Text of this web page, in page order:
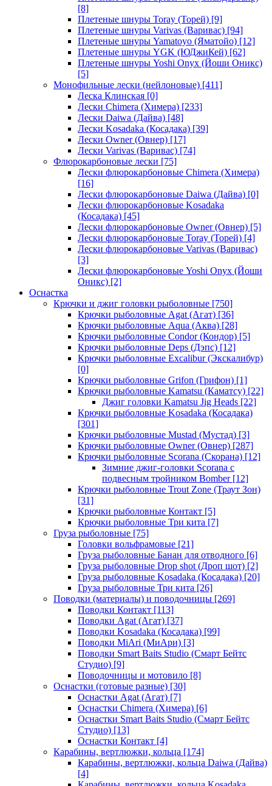
[8]
Плетеные шнуры Toray (Торей) [9]
Плетеные шнуры Varivas (Варивас) [94]
Плетеные шнуры Yamatoyo (Яматойо) [12]
Плетеные шнуры YGK (ЮДжиКей) [62]
Плетеные шнуры Yoshi Onyx (Йоши Оникс)
[5]
Монофильные лески (нейлоновые) [411]
Леска Клинская [0]
Лески Chimera (Химера) [233]
Лески Daiwa (Дайва) [48]
Лески Kosadaka (Косадака) [39]
Лески Owner (Овнер) [17]
Лески Varivas (Варивас) [74]
Флюрокарбоновые лески [75]
Лески флюрокарбоновые Chimera (Химера)
[16]
Лески флюрокарбоновые Daiwa (Дайва) [0]
Лески флюрокарбоновые Kosadaka
(Косадака) [45]
Лески флюрокарбоновые Owner (Овнер) [5]
Лески флюрокарбоновые Toray (Торей) [4]
Лески флюрокарбоновые Varivas (Варивас)
[3]
Лески флюрокарбоновые Yoshi Onyx (Йоши
Оникс) [2]
Оснастка
Крючки и джиг головки рыболовные [750]
Крючки рыболовные Agat (Агат) [36]
Крючки рыболовные Aqua (Аква) [28]
Крючки рыболовные Condor (Кондор) [5]
Крючки рыболовные Deps (Дэпс) [12]
Крючки рыболовные Excalibur (Экскалибур)
[0]
Крючки рыболовные Grifon (Грифон) [1]
Крючки рыболовные Kamatsu (Каматсу) [22]
Джиг головки Kamatsu Jig Heads [22]
Крючки рыболовные Kosadaka (Косадака)
[301]
Крючки рыболовные Mustad (Мустад) [3]
Крючки рыболовные Owner (Овнер) [287]
Крючки рыболовные Scorana (Скорана) [12]
Зимние джиг-головки Scorana с
подвесным тройником Bomber[12]
Крючки рыболовные Trout Zone (Траут Зон)
[31]
Крючки рыболовные Контакт [5]
Крючки рыболовные Три кита [7]
Груза рыболовные [75]
Головки вольфрамовые [21]
Груза рыболовные Банан для отводного [6]
Груза рыболовные Drop shot (Дроп шот) [2]
Груза рыболовные Kosadaka (Косадака) [20]
Груза рыболовные Три кита [26]
Поводки (материалы) и поводочницы [269]
Поводки Контакт [113]
Поводки Agat (Агат) [37]
Поводки Kosadaka (Косадака) [99]
Поводки MiAri (МиАри) [3]
Поводки Smart Baits Studio (Смарт Бейтс
Студио) [9]
Поводочницы и мотовило [8]
Оснастки (готовые разные) [30]
Оснастки Agat (Агат) [7]
Оснастки Chimera (Химера) [6]
Оснастки Smart Baits Studio (Смарт Бейтс
Студио) [13]
Оснастки Контакт [4]
Карабины, вертлюжки, кольца [174]
Карабины, вертлюжки, кольца Daiwa (Дайва)
[4]